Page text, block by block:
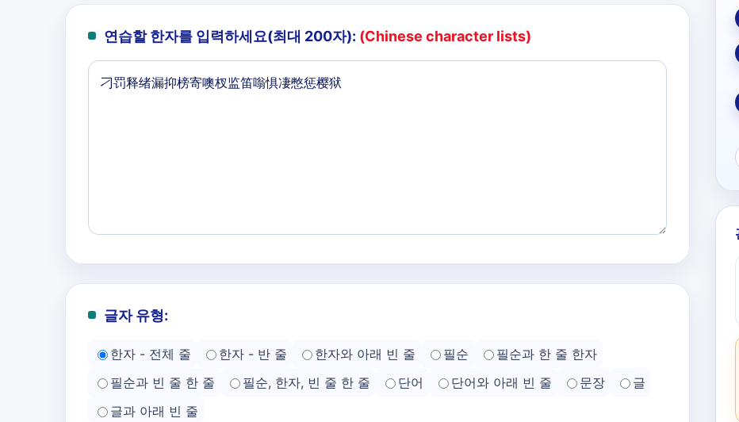
연습할 한자를 입력하세요(최대 200자): (Chinese character lists)
글자 유형:
한자 - 전체 줄 한자 - 반 줄 한자와 아래 빈 줄 필순
필순과 한 줄 한자
필순과 빈 줄 한 줄
필순, 한자, 빈 줄 한 줄 단어 단어와 아래 빈 줄 문장
글
글과 아래 빈 줄